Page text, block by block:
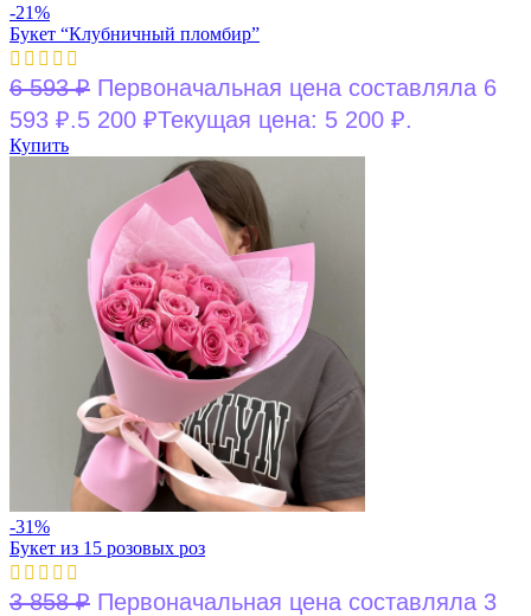
-21%
Букет “Клубничный пломбир”
6 593₽ Первоначальная цена составляла 6
593 ₽.5 200 ₽Текущая цена: 5 200 ₽.
Купить
-31%
Букет из 15 розовых роз
3 858₽ Первоначальная цена составляла 3